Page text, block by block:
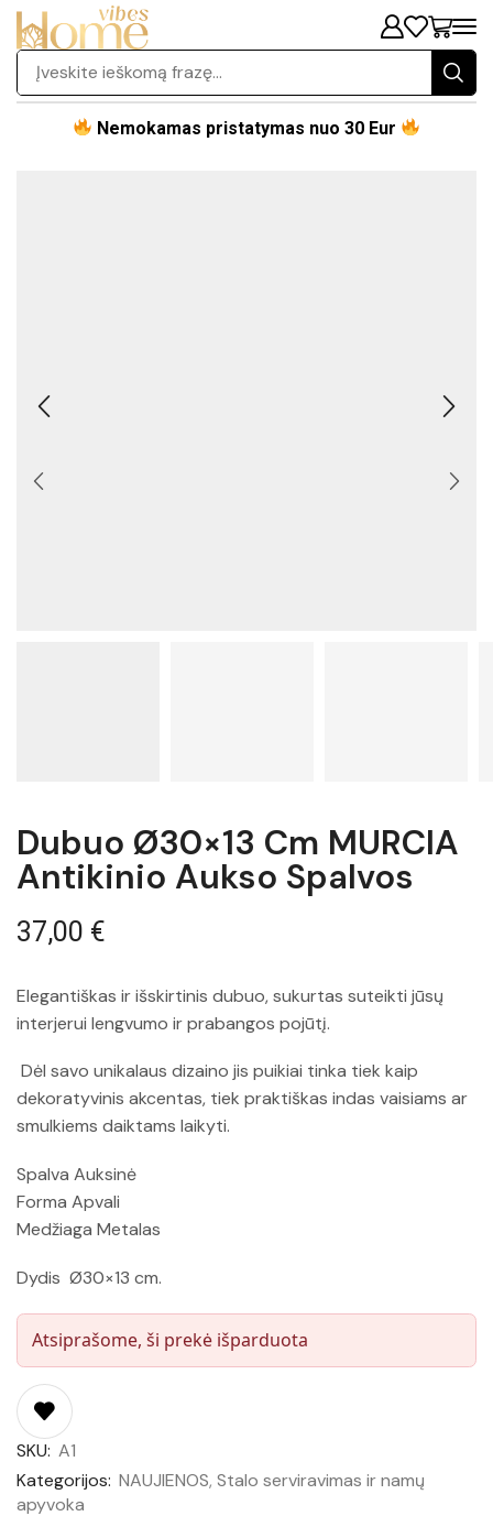
Nemokamas pristatymas nuo 30 Eur
Dubuo Ø30×13 Cm MURCIA
Antikinio Aukso Spalvos
37,00 €
Elegantiškas ir išskirtinis dubuo, sukurtas suteikti jūsų
interjerui lengvumo ir prabangos pojūtį.
Dėl savo unikalaus dizaino jis puikiai tinka tiek kaip
dekoratyvinis akcentas, tiek praktiškas indas vaisiams ar
smulkiems daiktams laikyti.
Spalva Auksinė
Forma Apvali
Medžiaga Metalas
Dydis Ø30×13 cm.
Atsiprašome, ši prekė išparduota
SKU: A1
Kategorijos: NAUJIENOS, Stalo serviravimas ir namų
apyvoka